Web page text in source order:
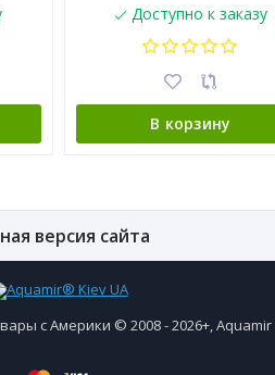
Доступно к заказу
В корзину
версия сайта
с Америки © 2008 - 2026+,